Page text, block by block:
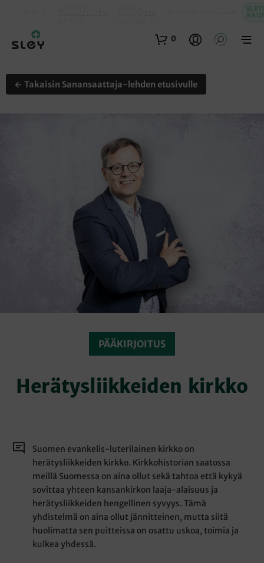
0
← Takaisin Sanansaattaja-lehden etusivulle
PÄÄKIRJOITUS
Herätysliikkeiden kirkko
Suomen evankelis-luterilainen kirkko on
herätysliikkeiden kirkko. Kirkkohistorian saatossa
meillä Suomessa on aina ollut sekä tahtoa että kykyä
sovittaa yhteen kansankirkon laaja-alaisuus ja
herätysliikkeiden hengellinen syvyys. Tämä
yhdistelmä on aina ollut jännitteinen, mutta siitä
huolimatta sen puitteissa on osattu uskoa, toimia ja
kulkea yhdessä.